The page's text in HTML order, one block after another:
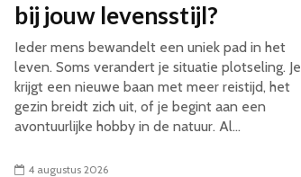
bij jouw levensstijl?
Ieder mens bewandelt een uniek pad in het
leven. Soms verandert je situatie plotseling. Je
krijgt een nieuwe baan met meer reistijd, het
gezin breidt zich uit, of je begint aan een
avontuurlijke hobby in de natuur. Al...
4 augustus 2026